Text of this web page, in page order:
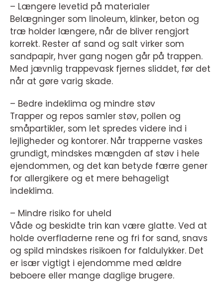
– Længere levetid på materialer
Belægninger som linoleum, klinker, beton og
træ holder længere, når de bliver rengjort
korrekt. Rester af sand og salt virker som
sandpapir, hver gang nogen går på trappen.
Med jævnlig trappevask fjernes sliddet, før det
når at gøre varig skade.
– Bedre indeklima og mindre støv
Trapper og repos samler støv, pollen og
småpartikler, som let spredes videre ind i
lejligheder og kontorer. Når trapperne vaskes
grundigt, mindskes mængden af støv i hele
ejendommen, og det kan betyde færre gener
for allergikere og et mere behageligt
indeklima.
– Mindre risiko for uheld
Våde og beskidte trin kan være glatte. Ved at
holde overfladerne rene og fri for sand, snavs
og spild mindskes risikoen for faldulykker. Det
er især vigtigt i ejendomme med ældre
beboere eller mange daglige brugere.